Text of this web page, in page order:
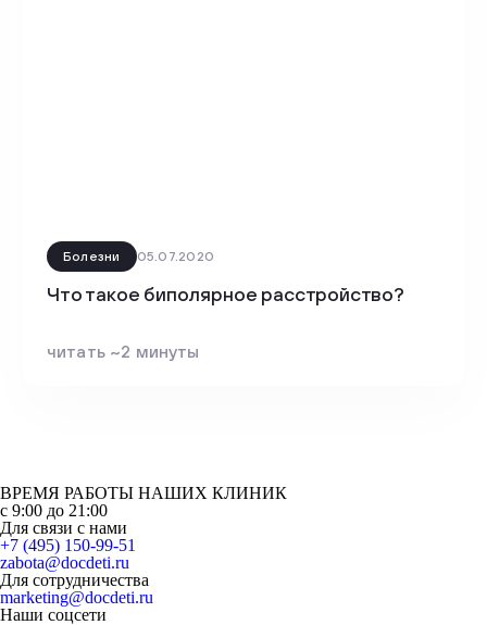
Болезни 05.07.2020
Что такое биполярное расстройство?
читать ~2 минуты
ВРЕМЯ РАБОТЫ НАШИХ КЛИНИК
с 9:00 до 21:00
Для связи с нами
+7 (495) 150-99-51
zabota@docdeti.ru
Для сотрудничества
marketing@docdeti.ru
Наши соцсети